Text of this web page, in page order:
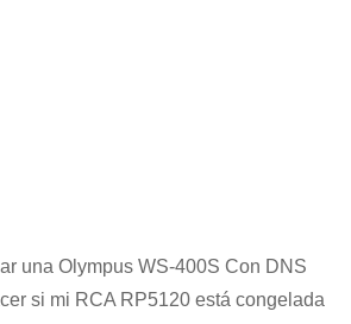
una Olympus WS-400S Con DNS
si mi RCA RP5120 está congelada